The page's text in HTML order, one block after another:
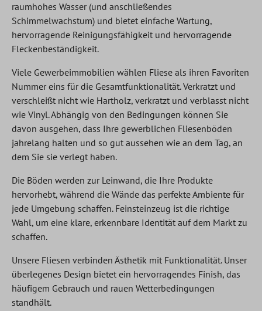
raumhohes Wasser (und anschließendes
Schimmelwachstum) und bietet einfache Wartung,
hervorragende Reinigungsfähigkeit und hervorragende
Fleckenbeständigkeit.
Viele Gewerbeimmobilien wählen Fliese als ihren Favoriten
Nummer eins für die Gesamtfunktionalität. Verkratzt und
verschleißt nicht wie Hartholz, verkratzt und verblasst nicht
wie Vinyl. Abhängig von den Bedingungen können Sie
davon ausgehen, dass Ihre gewerblichen Fliesenböden
jahrelang halten und so gut aussehen wie an dem Tag, an
dem Sie sie verlegt haben.
Die Böden werden zur Leinwand, die Ihre Produkte
hervorhebt, während die Wände das perfekte Ambiente für
jede Umgebung schaffen. Feinsteinzeug ist die richtige
Wahl, um eine klare, erkennbare Identität auf dem Markt zu
schaffen.
Unsere Fliesen verbinden Ästhetik mit Funktionalität. Unser
überlegenes Design bietet ein hervorragendes Finish, das
häufigem Gebrauch und rauen Wetterbedingungen
standhält.